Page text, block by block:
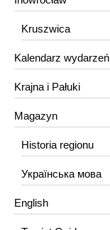
Kruszwica
Kalendarz wydarzeń
Krajna i Pałuki
Magazyn
Historia regionu
Українська мова
English